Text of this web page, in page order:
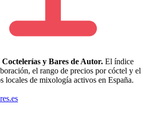
y Bares de Autor. El índice
el rango de precios por cóctel y el
locales de mixología activos en España.